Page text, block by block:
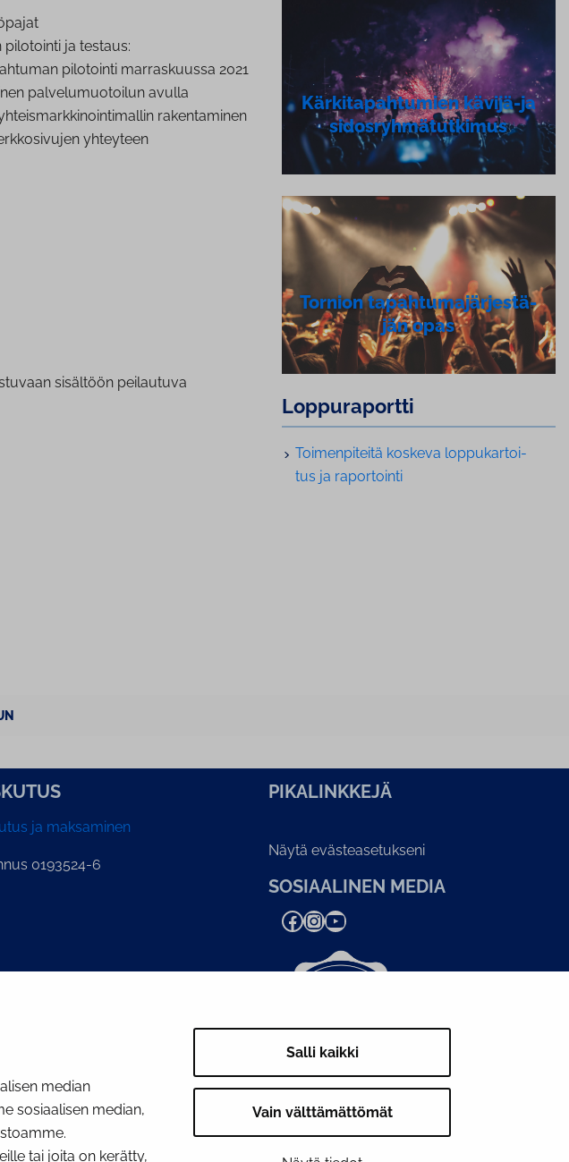
median
sosiaalisen median,
tai joita on kerätty,
Salli kaikki
Vain välttämättömät
ja testaus:
pilotointi mar­ras­kuus­sa 2021
pal­ve­lu­muo­toi­lun avulla
ra­ken­ta­mi­nen
yhteyteen
sisältöön peilautuva
Kär­ki­ta­pah­tu­mien kävijä-ja
si­dos­ryh­mä­tut­ki­mus
Tornion ta­pah­tu­ma­jär­jes­tä­
jän opas
Lop­pu­ra­port­ti
Toi­men­pi­tei­tä koskeva lop­pu­kar­toi­
tus ja raportointi
ja maksaminen
0193524-6
PI­KA­LINK­KE­JÄ
Näytä evästeasetukseni
SOSIAALINEN MEDIA
Facebook InstagramYouTube